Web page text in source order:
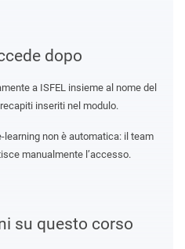
su questo corso
dopo
a ISFEL insieme al nome del
inseriti nel modulo.
learning non è automatica: il team
manualmente l’accesso.